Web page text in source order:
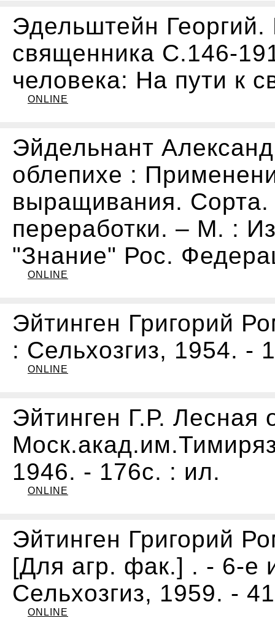
Эдельштейн Георгий.
священника С.146-
человека: На пути к
ONLINE
Эйдельнант
облепихе :
выращивания. Сорта.
переработки. – М. :
"Знание" Рос.
ONLINE
Эйтинген Григорий
: Сельхозгиз, 1954. -
ONLINE
Эйтинген Г.Р. Лесная
1946. - 176с. : ил.
ONLINE
Эйтинген Григорий
[Для агр. фак.] . - 6-е
Сельхозгиз, 1959. -
ONLINE